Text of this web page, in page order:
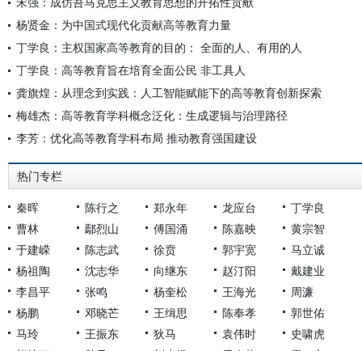
杨贤金：为中国式现代化贡献高等教育力量
丁学良：主权国家高等教育的目的： 全面的人、有用的人
丁学良：高等教育旨在培育全面公民 非工具人
龚旗煌：从理念到实践：人工智能赋能下的高等教育创新探索
梅雄杰：高等教育学科概念泛化：生成逻辑与治理路径
李芳：优化高等教育学科布局 推动教育强国建设
热门专栏
秦晖 陈行之 郑永年 龙应台
丁学良
曹林
鄢烈山 傅国涌 陈嘉映
黄宗智
于建嵘
陈志武 徐贲 郭宇宽
马立诚
杨祖陶
沈志华 向继东 赵汀阳
戴建业
李昌平
张鸣 杨奎松 王海光
周濂
杨鹏
邓晓芒 王缉思 陈奉孝
郭世佑
马玲
王振东 狄马 袁伟时
史啸虎